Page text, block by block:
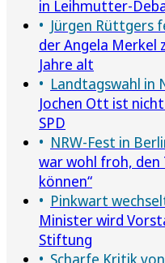
in Leihmutter-
Jürgen Rüttgers
der Angela Merkel
Jahre alt
Landtagswahl in
Jochen Ott ist
SPD
NRW-Fest in
war wohl froh, den
können“
Pinkwart
Minister wird
Stiftung
Scharfe Kritik